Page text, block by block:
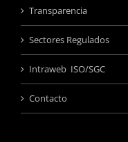
Transparencia
Sectores Regulados
Intraweb ISO/SGC
Contacto